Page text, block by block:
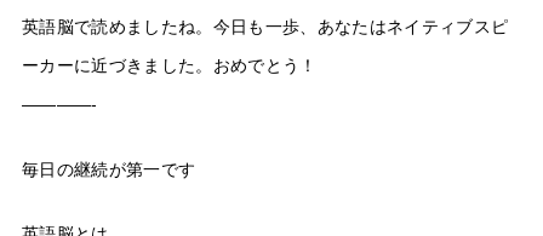
英語脳で読めましたね。今日も一歩、あなたはネイティブスピ
ーカーに近づきました。おめでとう！
————-
毎日の継続が第一です